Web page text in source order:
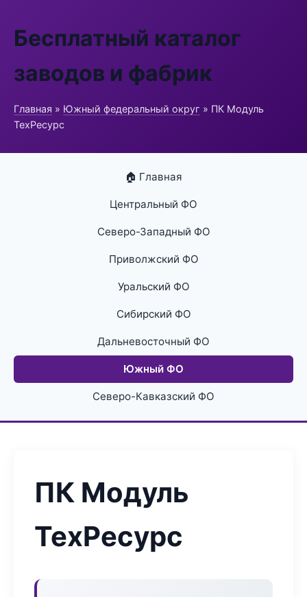
Бесплатный каталог
заводов и фабрик
Главная » Южный федеральный округ » ПК Модуль
ТехРесурс
🏠 Главная
Центральный ФО
Северо-Западный ФО
Приволжский ФО
Уральский ФО
Сибирский ФО
Дальневосточный ФО
Южный ФО
Северо-Кавказский ФО
ПК Модуль
ТехРесурс